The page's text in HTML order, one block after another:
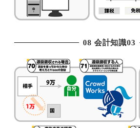
08 会計知識03